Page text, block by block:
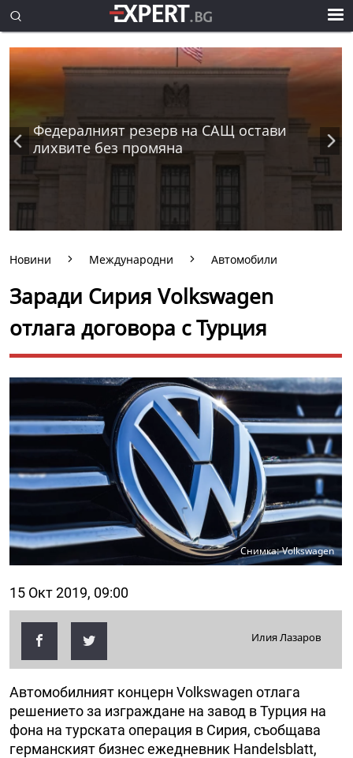
Федералният резерв на САЩ остави
лихвите без промяна
Новини Международни Автомобили
Заради Сирия Volkswagen
отлага договора с Турция
Снимка: Volkswagen
15 Окт 2019, 09:00
Илия Лазаров
Автомобилният концерн Volkswagen отлага
решението за изграждане на завод в Турция на
фона на турската операция в Сирия, съобщава
германският бизнес ежедневник Handelsblatt,